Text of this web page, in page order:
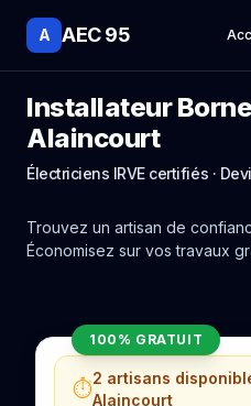
A AEC 95
Installateur
Alaincourt
Électriciens IRVE certifiés ·
Trouvez un artisan de
Économisez sur vos travaux
100% GRATUIT
⏱️2 artisans
Alaincourt